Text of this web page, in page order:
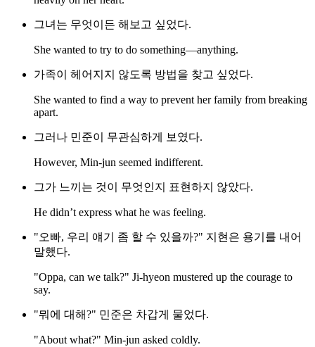
그녀는 무엇이든 해보고 싶었다.
She wanted to try to do something—anything.
가족이 헤어지지 않도록 방법을 찾고 싶었다.
She wanted to find a way to prevent her family from breaking
apart.
그러나 민준이 무관심하게 보였다.
However, Min-jun seemed indifferent.
그가 느끼는 것이 무엇인지 표현하지 않았다.
He didn’t express what he was feeling.
"오빠, 우리 얘기 좀 할 수 있을까?" 지현은 용기를 내어
말했다.
"Oppa, can we talk?" Ji-hyeon mustered up the courage to
say.
"뭐에 대해?" 민준은 차갑게 물었다.
"About what?" Min-jun asked coldly.